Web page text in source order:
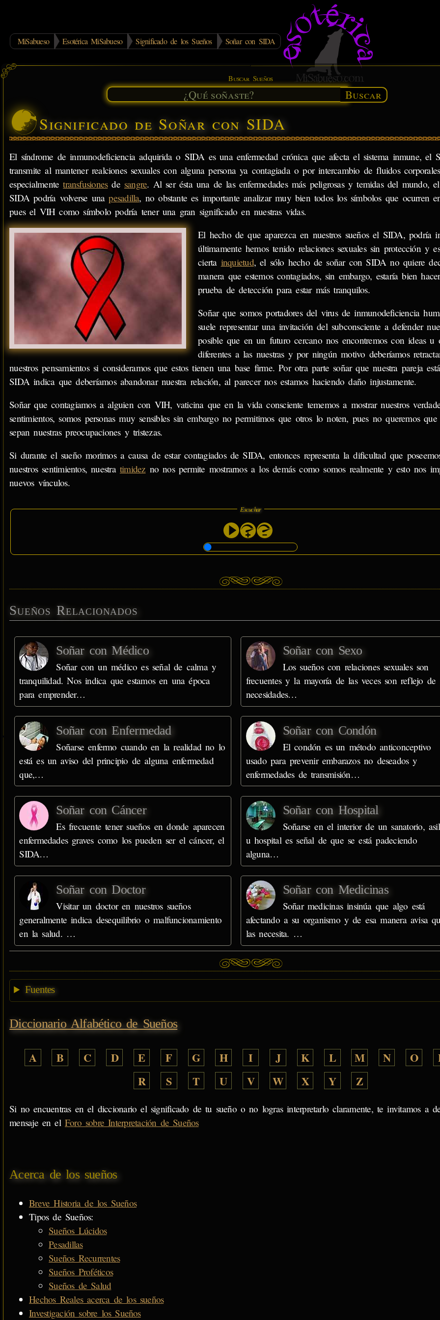
MiSabueso Esotérica MiSabueso Significado de los Sueños Soñar con SIDA
Buscar Sueños
Buscar
Significado de Soñar con SIDA
El síndrome de inmunodeficiencia adquirida o SIDA es una enfermedad crónica que afecta el sistema inmune, el
transmite al mantener realciones sexuales con alguna persona ya contagiada o por intercambio de fluidos
especialmentetransfusionesde sangre. Al ser ésta una de las enfermedades más peligrosas y temidas del mundo,
SIDA podría volverse unapesadilla, no obstante es importante analizar muy bien todos los símbolos que ocurren
pues el VIH como símbolo podría tener una gran significado en nuestras vidas.
El hecho de que aparezca en nuestros sueños el SIDA, podría
últimamente hemos tenido relaciones sexuales sin protección y
cierta inquietud, el sólo hecho de soñar con SIDA no quiere
manera que estemos contagiados, sin embargo, estaría bien
prueba de detección para estar más tranquilos.
Soñar que somos portadores del virus de inmunodeficiencia
suele representar una invitación del subconsciente a defender
posible que en un futuro cercano nos encontremos con ideas u
diferentes a las nuestras y por ningún motivo deberíamos
nuestros pensamientos si consideramos que estos tienen una base firme. Por otra parte soñar que nuestra pareja
SIDA indica que deberíamos abandonar nuestra relación, al parecer nos estamos haciendo daño injustamente.
Soñar que contagiamos a alguien con VIH, vaticina que en la vida consciente tememos a mostrar nuestros
sentimientos, somos personas muy sensibles sin embargo no permitimos que otros lo noten, pues no queremos
sepan nuestras preocupaciones y tristezas.
Si durante el sueño morimos a causa de estar contagiados de SIDA, entonces representa la dificultad que
nuestros sentimientos, nuestra timidez no nos permite mostrarnos a los demás como somos realmente y esto nos
nuevos vínculos.
Escuchar
Sueños Relacionados
Soñar con Médico
Soñar con un médico es señal de calma y
tranquilidad. Nos indica que estamos en una época
para emprender…
Soñar con Sexo
Los sueños con relaciones sexuales son
frecuentes y la mayoría de las veces son reflejo de
necesidades…
Soñar con Enfermedad
Soñarse enfermo cuando en la realidad no lo
está es un aviso del principio de alguna enfermedad
que,…
Soñar con Condón
El condón es un método anticonceptivo
usado para prevenir embarazos no deseados y
enfermedades de transmisión…
Soñar con Cáncer
Es frecuente tener sueños en donde aparecen
enfermedades graves como los pueden ser el cáncer, el
SIDA…
Soñar con Hospital
Soñarse en el interior de un sanatorio,
u hospital es señal de que se está padeciendo
alguna…
Soñar con Doctor
Visitar un doctor en nuestros sueños
generalmente indica desequilibrio o malfuncionamiento
en la salud. …
Soñar con Medicinas
Soñar medicinas insinúa que algo está
afectando a su organismo y de esa manera avisa
las necesita. …
Fuentes
Diccionario Alfabético de Sueños
A B C D E F G H I J K L M N O
R
S T U V W X Y Z
Si no encuentras en el diccionario el significado de tu sueño o no logras interpretarlo claramente, te invitamos a
mensaje en el Foro sobre Interpretación de Sueños
Acerca de los sueños
Breve Historia de los Sueños
Tipos de Sueños:
Sueños Lúcidos
Pesadillas
Sueños Recurrentes
Sueños Proféticos
Sueños de Salud
Hechos Reales acerca de los sueños
Investigación sobre los Sueños